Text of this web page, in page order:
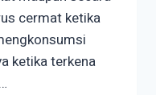
cermat ketika
ketika terkena